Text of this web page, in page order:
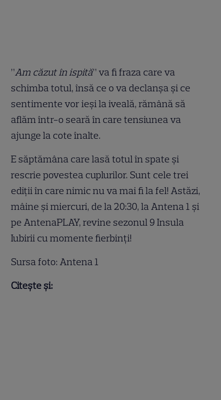
”Am căzut în ispită” va fi fraza care va
schimba totul, însă ce o va declanșa și ce
sentimente vor ieși la iveală, rămână să
aflăm într-o seară în care tensiunea va
ajunge la cote înalte.
E săptămâna care lasă totul în spate și
rescrie povestea cuplurilor. Sunt cele trei
ediții în care nimic nu va mai fi la fel! Astăzi,
mâine și miercuri, de la 20:30, la Antena 1 și
pe AntenaPLAY, revine sezonul 9 Insula
Iubirii cu momente fierbinți!
Sursa foto: Antena 1
Citește și: